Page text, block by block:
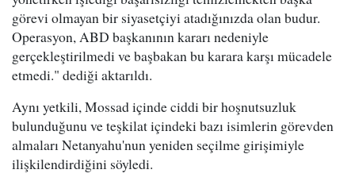
görevi olmayan bir siyasetçiyi atadığınızda olan budur.
Operasyon, ABD başkanının kararı nedeniyle
gerçekleştirilmedi ve başbakan bu karara karşı mücadele
etmedi." dediği aktarıldı.
Aynı yetkili, Mossad içinde ciddi bir hoşnutsuzluk
bulunduğunu ve teşkilat içindeki bazı isimlerin görevden
almaları Netanyahu'nun yeniden seçilme girişimiyle
ilişkilendirdiğini söyledi.